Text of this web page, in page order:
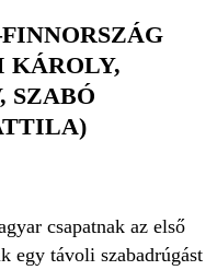
KÁROLY,
SZABÓ
csapatnak az első
egy távoli szabadrúgást